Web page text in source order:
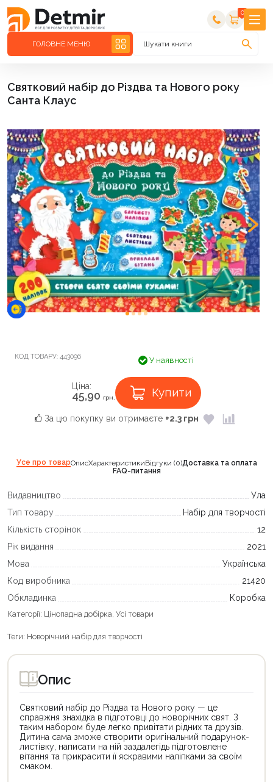
0
ГОЛОВНЕ МЕНЮ Шукати книги
Святковий набір до Різдва та Нового року
Санта Клаус
КОД ТОВАРУ: 443096 У наявності
Ціна:
45,90 грн. Купити
За цю покупку ви отримаєте +2.3 грн
Усе про товарОписХарактеристикиВідгуки (0)Доставка та оплата
FAQ-питання
Видавництво
Ула
Тип товару
Набір для творчості
Кількість сторінок
12
Рік видання
2021
Мова
Українська
Код виробника
21420
Обкладинка
Коробка
Категорії: Цінопадна добірка Усі товари
Теги: Новорічний набір для творчості
Опис
Святковий набір до Різдва та Нового року — це
справжня знахідка в підготовці до новорічних свят. З
таким набором буде легко привітати рідних та друзів.
Дитина сама зможе створити оригінальний подарунок-
листівку, написати на ній заздалегідь підготовлене
вітання та прикрасити її яскравими наліпками за своїм
смаком.